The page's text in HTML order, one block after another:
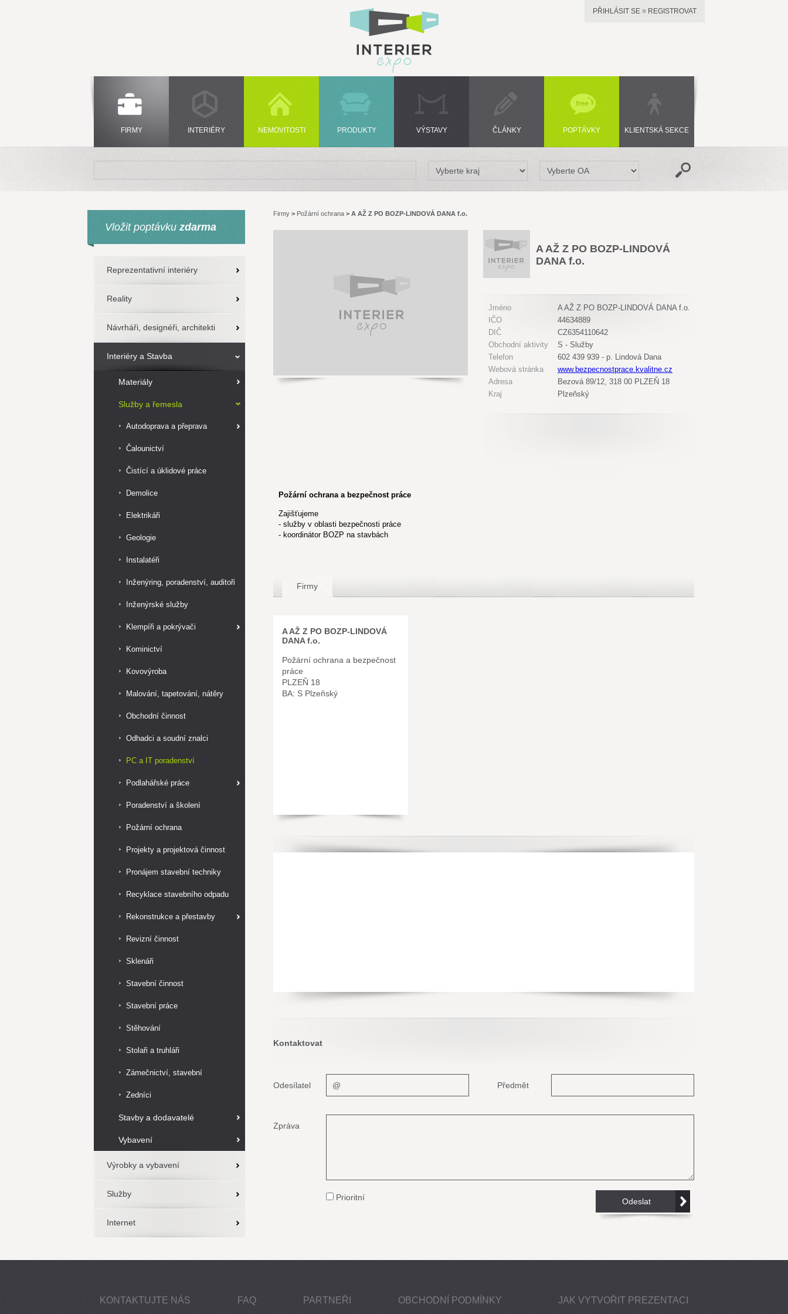
PŘIHLÁSIT SE ■ REGISTROVAT
FIRMY INTERIÉRY NEMOVITOSTI PRODUKTY VÝSTAVY ČLÁNKY POPTÁVKY KLIENTSKÁ SEKCE
Vložit poptávku zdarma
Reprezentativní interiéry
Reality
Návrháři, designéři, architekti
Interiéry a Stavba
Materiály
Služby a řemesla
Autodoprava a přeprava
Čalounictví
Čistící a úklidové práce
Demolice
Elektrikáři
Geologie
Instalatéři
Inženýring, poradenství, auditoři
Inženýrské služby
Klempíři a pokrývači
Kominictví
Kovovýroba
Malování, tapetování, nátěry
Obchodní činnost
Odhadci a soudní znalci
PC a IT poradenství
Podlahářské práce
Poradenství a školení
Požární ochrana
Projekty a projektová činnost
Pronájem stavební techniky
Recyklace stavebního odpadu
Rekonstrukce a přestavby
Revizní činnost
Sklenáři
Stavební činnost
Stavební práce
Stěhování
Stolaři a truhláři
Zámečnictví, stavební
zámečnictví
Zedníci
Stavby a dodavatelé
Vybavení
Výrobky a vybavení
Služby
Internet
Firmy > Požární ochrana > A AŽ Z PO BOZP-LINDOVÁ DANA f.o.
A AŽ Z PO BOZP-LINDOVÁ
DANA f.o.
Jméno
A AŽ Z PO BOZP-LINDOVÁ DANA f.o.
IČO
44634889
DIČ
CZ6354110642
Obchodní aktivity
S - Služby
Telefon
602 439 939 - p. Lindová Dana
Webová stránka
www.bezpecnostprace.kvalitne.cz
Adresa
Bezová 89/12, 318 00 PLZEŇ 18
Kraj
Plzeňský
Požární ochrana a bezpečnost práce
Zajišťujeme
- služby v oblasti bezpečnosti práce
- koordinátor BOZP na stavbách
Firmy
A AŽ Z PO BOZP-LINDOVÁ
DANA f.o.
Požární ochrana a bezpečnost
práce
PLZEŇ 18
BA: S Plzeňský
Kontaktovat
Odesílatel Předmět
Zpráva
Prioritní
KONTAKTUJTE NÁS FAQ PARTNEŘI OBCHODNÍ PODMÍNKY JAK VYTVOŘIT PREZENTACI